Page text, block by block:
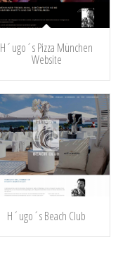
H´ugo´s Pizza München
Website
H´ugo´s Beach Club